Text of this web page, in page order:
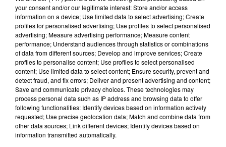
Lecture (4 min 34 sec)
100%
100% Radio les infos du Comminges
your consent and/or our legitimate interest: Store and/or access
information on a device; Use limited data to select advertising; Create
profiles for personalised advertising; Use profiles to select personalised
advertising; Measure advertising performance; Measure content
performance; Understand audiences through statistics or combinations
of data from different sources; Develop and improve services; Create
profiles to personalise content; Use profiles to select personalised
content; Use limited data to select content; Ensure security, prevent and
detect fraud, and fix errors; Deliver and present advertising and content;
Save and communicate privacy choices. These technologies may
process personal data such as IP address and browsing data to offer
following functionalities: Identify devices based on information actively
requested; Use precise geolocation data; Match and combine data from
other data sources; Link different devices; Identify devices based on
information transmitted automatically.